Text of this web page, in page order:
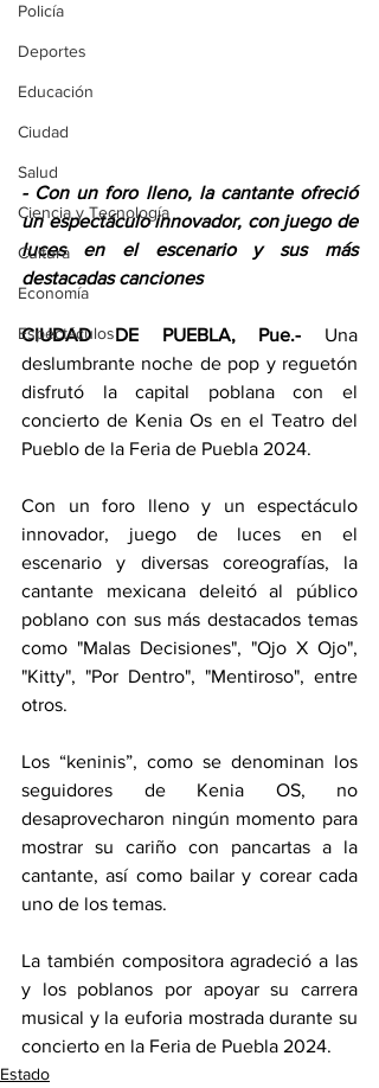
Policía
Deportes
Educación
Ciudad
Salud
Ciencia y Tecnología
Cultura
Economía
Espectáculos
- Con un foro lleno, la cantante ofreció
un espectáculo innovador, con juego de
luces en el escenario y sus más
destacadas canciones
CIUDAD DE PUEBLA, Pue.- Una
deslumbrante noche de pop y reguetón
disfrutó la capital poblana con el
concierto de Kenia Os en el Teatro del
Pueblo de la Feria de Puebla 2024.
Con un foro lleno y un espectáculo
innovador, juego de luces en el
escenario y diversas coreografías, la
cantante mexicana deleitó al público
poblano con sus más destacados temas
como "Malas Decisiones", "Ojo X Ojo",
"Kitty", "Por Dentro", "Mentiroso", entre
otros.
Los “keninis”, como se denominan los
seguidores de Kenia OS, no
desaprovecharon ningún momento para
mostrar su cariño con pancartas a la
cantante, así como bailar y corear cada
uno de los temas.
La también compositora agradeció a las
y los poblanos por apoyar su carrera
musical y la euforia mostrada durante su
concierto en la Feria de Puebla 2024.
Estado